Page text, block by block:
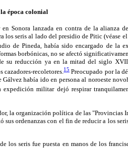
época colonial
Sonora lanzada en contra de la alianza
los seris al lado del presidio de Pitic (véase el
de Pineda, había sido encargado de la
borbónicas, no se afectó
su reducción ya en la mitad del siglo
recoletores.15Preocupado por la
había ido en persona al noroeste
militar dejó respirar
la organización política de las "Provincias
sus ordenanzas con el fin de reducir a los
los seris fue puesta en manos de los